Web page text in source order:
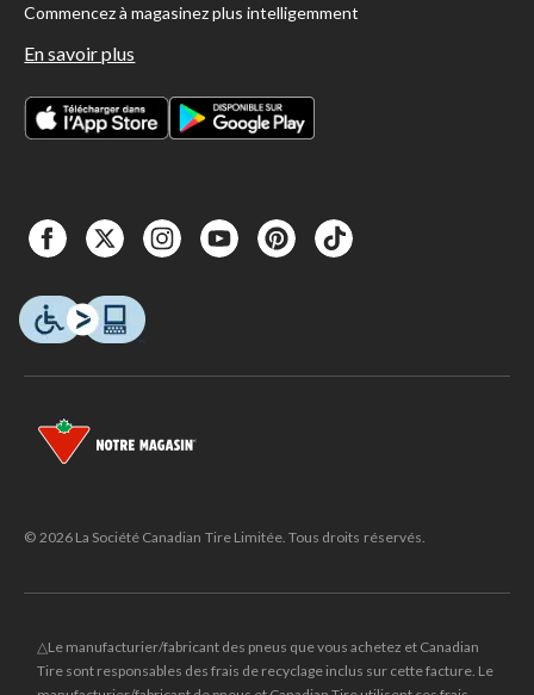
Commencez à magasinez plus intelligemment
En savoir plus
© 2026 La Société Canadian Tire Limitée. Tous droits réservés.
△Le manufacturier/fabricant des pneus que vous achetez et Canadian
Tire sont responsables des frais de recyclage inclus sur cette facture. Le